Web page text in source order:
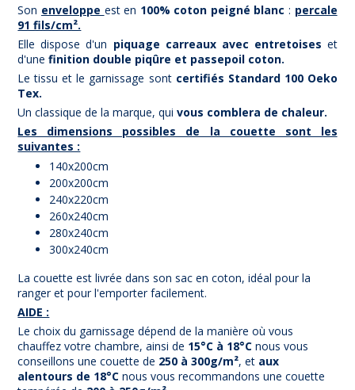
Son enveloppe est en 100% coton peigné blanc : percale
91 fils/cm².
Elle dispose d'un piquage carreaux avec entretoises et
d'une finition double piqûre et passepoil coton.
Le tissu et le garnissage sont certifiés Standard 100 Oeko
Tex.
Un classique de la marque, quivous comblera de chaleur.
Les dimensions possibles de la couette sont les
suivantes :
140x200cm
200x200cm
240x220cm
260x240cm
280x240cm
300x240cm
La couette est livrée dans son sac en coton, idéal pour la
ranger et pour l'emporter facilement.
AIDE :
Le choix du garnissage dépend de la manière où vous
chauffez votre chambre, ainsi de 15°C à 18°C nous vous
conseillons une couette de 250 à 300g/m², et aux
alentours de 18°C nous vous recommandons une couette